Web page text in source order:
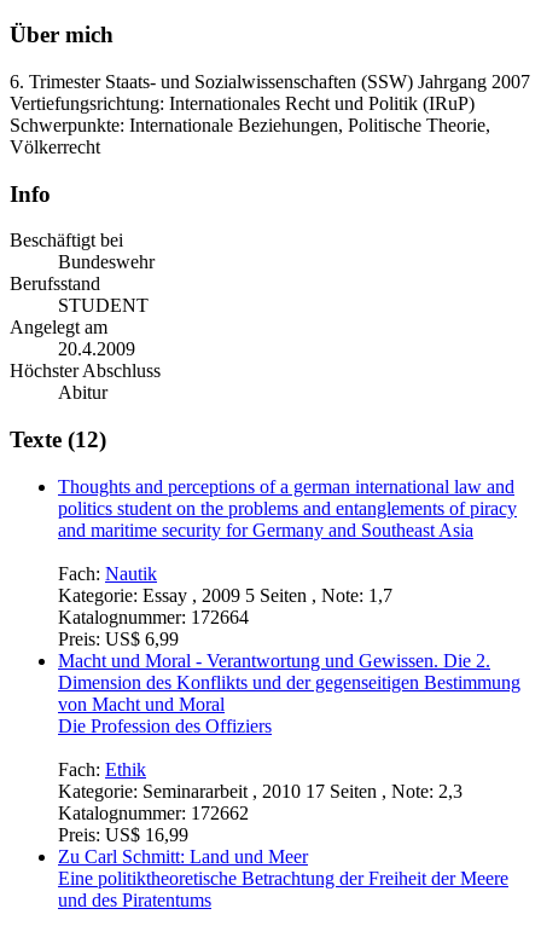
Über mich
6. Trimester Staats- und Sozialwissenschaften (SSW) Jahrgang 2007
Vertiefungsrichtung: Internationales Recht und Politik (IRuP)
Schwerpunkte: Internationale Beziehungen, Politische Theorie,
Völkerrecht
Info
Beschäftigt bei
Bundeswehr
Berufsstand
STUDENT
Angelegt am
20.4.2009
Höchster Abschluss
Abitur
Texte (12)
Thoughts and perceptions of a german international law and
politics student on the problems and entanglements of piracy
and maritime security for Germany and Southeast Asia
Fach:Nautik
Kategorie: Essay , 2009 5 Seiten , Note: 1,7
Katalognummer: 172664
Preis:US$ 6,99
Macht und Moral - Verantwortung und Gewissen. Die 2.
Dimension des Konflikts und der gegenseitigen Bestimmung
Die Profession des Offiziers
Fach:Ethik
Kategorie:Seminararbeit , 2010 17 Seiten , Note: 2,3
Katalognummer:172662